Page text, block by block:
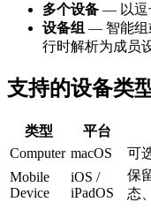
多个设备 — 以逗
设备组 — 智能组
行时解析为成员
支持的设备类
类型 平台
Computer macOS
可
Mobile
Device
iOS /
iPadOS
保
态